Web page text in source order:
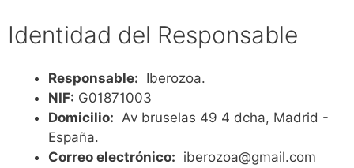
Identidad del Responsable
Responsable: Iberozoa.
NIF: G01871003
Domicilio: Av bruselas 49 4 dcha, Madrid -
España.
Correo electrónico: iberozoa@gmail.com